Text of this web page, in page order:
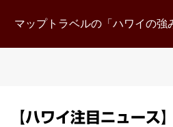
マップトラベルの「ハワイの強
【ハワイ注目ニュース